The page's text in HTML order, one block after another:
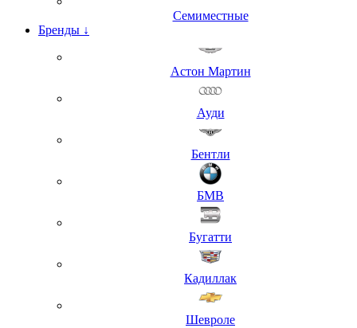
Семиместные
Бренды ↓
Астон Мартин
Ауди
Бентли
БМВ
Бугатти
Кадиллак
Шевроле